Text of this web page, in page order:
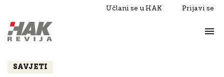
Učlani se u HAK Prijavi se
Razgovori
SAVJETI